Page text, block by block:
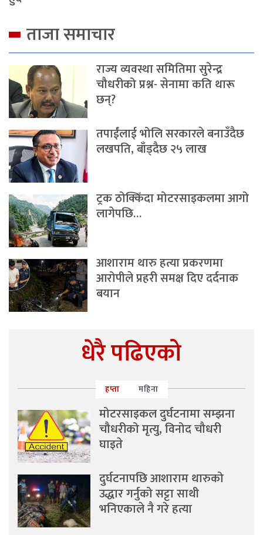
ताजा समाचार
राज्य व्यवस्था समितिमा सुरेन्द्र
चौधरीको प्रश्न- सेनामा कति थारू
छन्?
तपाईंलाई भोलि सरकारले बनाउँदैछ
लखपति, बाँड्दैछ २५ लाख
ट्रक ठोक्किँदा मोटरसाइकलमा आगो
लागेपछि…
आशाराम थारु हत्या प्रकरणमा
आरोपीले प्रहरी समक्ष दिए दर्दनाक
बयान
धेरै पढिएको
हप्ता महिना
मोटरसाइकल दुर्घटनामा सम्झना
चौधरीको मृत्यु, विनोद चौधरी
घाइते
दुर्घटनापछि आशाराम थारुको
उद्धार गर्नुको सट्टा साथी
भनिएकाले नै गरे हत्या